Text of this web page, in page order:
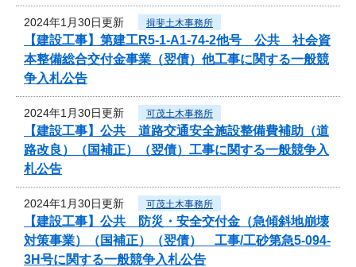
2024年1月30日更新 揖斐土木事務所
【建設工事】第建工R5-1-A1-74-2他号 公共 社会資
本整備総合交付金事業（翌債）他工事に関する一般競
争入札公告
2024年1月30日更新 可茂土木事務所
【建設工事】公共 道路交通安全施設整備費補助（道
路改良）（国補正）（翌債）工事に関する一般競争入
札公告
2024年1月30日更新 可茂土木事務所
【建設工事】公共 防災・安全交付金（急傾斜地崩壊
対策事業）（国補正）（翌債） 工事/工砂第急5-094-
3H号に関する一般競争入札公告